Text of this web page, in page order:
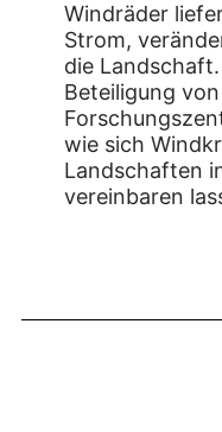
Windräder
Strom,
die
Beteiligung
wie sich
Landschaften
vereinbaren